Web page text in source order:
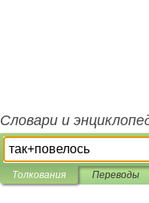
Словари и
Толкования Переводы